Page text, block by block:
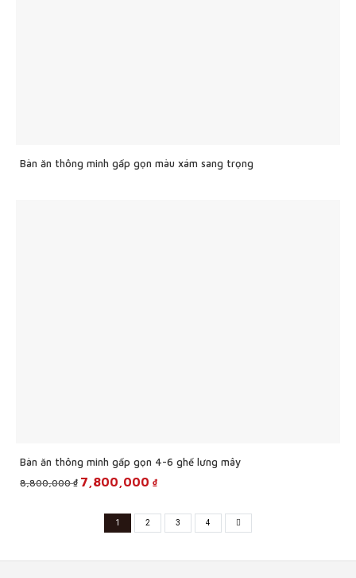
Bàn ăn thông minh gấp gọn màu xám sang trọng
Bàn ăn thông minh gấp gọn 4-6 ghế lưng mây
8,800,000₫ Original
price
8,800,000 ₫.
7,800,000 ₫Current
7,800,000 ₫.
1 2 3 4